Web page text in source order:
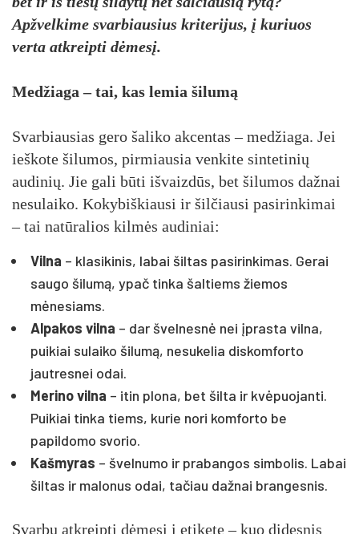
Apžvelkime svarbiausius kriterijus, į kuriuos
verta atkreipti dėmesį.
Medžiaga – tai, kas lemia šilumą
Svarbiausias gero šaliko akcentas – medžiaga. Jei
ieškote šilumos, pirmiausia venkite sintetinių
audinių. Jie gali būti išvaizdūs, bet šilumos dažnai
nesulaiko. Kokybiškiausi ir šilčiausi pasirinkimai
– tai natūralios kilmės audiniai:
Vilna – klasikinis, labai šiltas pasirinkimas. Gerai
saugo šilumą, ypač tinka šaltiems žiemos
mėnesiams.
Alpakos vilna – dar švelnesnė nei įprasta vilna,
puikiai sulaiko šilumą, nesukelia diskomforto
jautresnei odai.
Merino vilna – itin plona, bet šilta ir kvėpuojanti.
Puikiai tinka tiems, kurie nori komforto be
papildomo svorio.
Kašmyras – švelnumo ir prabangos simbolis. Labai
šiltas ir malonus odai, tačiau dažnai brangesnis.
Svarbu atkreipti dėmesį į etiketę – kuo didesnis